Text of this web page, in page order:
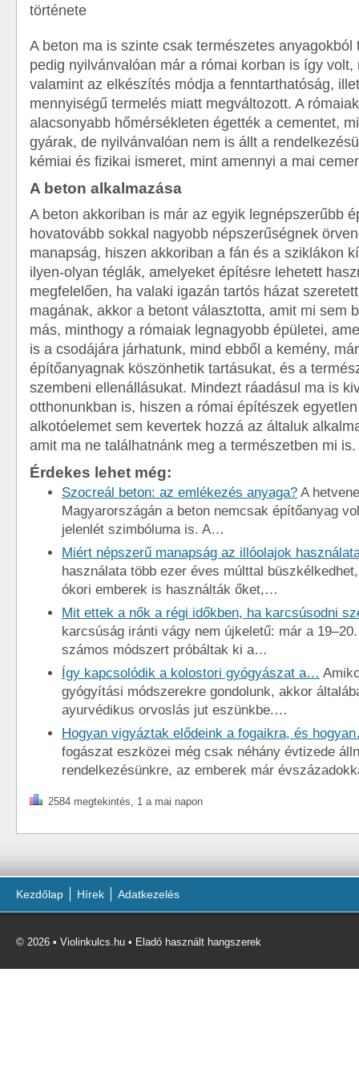
története
A beton ma is szinte csak természetes anyagokból
pedig nyilvánvalóan már a római korban is így volt,
valamint az elkészítés módja a fenntarthatóság,
mennyiségű termelés miatt megváltozott. A
alacsonyabb hőmérsékleten égették a cementet,
gyárak, de nyilvánvalóan nem is állt a
kémiai és fizikai ismeret, mint amennyi a mai
A beton alkalmazása
A beton akkoriban is már az egyik legnépszerűbb
hovatovább sokkal nagyobb népszerűségnek
manapság, hiszen akkoriban a fán és a sziklákon
ilyen-olyan téglák, amelyeket építésre lehetett
megfelelően, ha valaki igazán tartós házat
magának, akkor a betont választotta, amit mi sem
más, minthogy a rómaiak legnagyobb épületei,
is a csodájára járhatunk, mind ebből a kemény,
építőanyagnak köszönhetik tartásukat, és a
szembeni ellenállásukat. Mindezt ráadásul ma is
otthonunkban is, hiszen a római építészek
alkotóelemet sem kevertek hozzá az általuk
amit ma ne találhatnánk meg a természetben mi is.
Érdekes lehet még:
Szocreál beton: az emlékezés anyaga? A
Magyarországán a beton nemcsak építőanyag
jelenlét szimbóluma is. A…
Miért népszerű manapság az illóolajok
használata több ezer éves múlttal
ókori emberek is használták őket,…
Mit ettek a nők a régi időkben, ha karcsúsodni
karcsúság iránti vágy nem újkeletű: már a
számos módszert próbáltak ki a…
Így kapcsolódik a kolostori gyógyászat a…
gyógyítási módszerekre gondolunk, akkor
ayurvédikus orvoslás jut eszünkbe.…
Hogyan vigyáztak elődeink a fogaikra, és
fogászat eszközei még csak néhány évtizede
rendelkezésünkre, az emberek már
2584 megtekintés, 1 a mai napon
Kezdőlap Hírek Adatkezelés
© 2026 • Violinkulcs.hu • Eladó használt hangszerek